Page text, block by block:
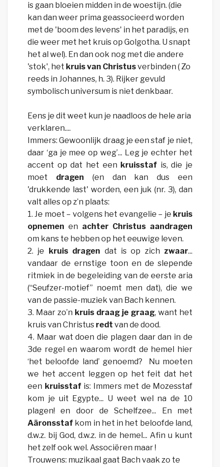
is gaan bloeien midden in de woestijn. (die
kan dan weer prima geassocieerd worden
met de 'boom des levens' in het paradijs, en
die weer met het kruis op Golgotha. U snapt
het al wel). En dan ook nog met die andere
'stok', het kruis van Christusverbinden ( Zo
reeds in Johannes, h. 3). Rijker gevuld
symbolisch universum is niet denkbaar.
Eens je dit weet kun je naadloos de hele aria
verklaren....
Immers: Gewoonlijk draag je een staf je niet,
daar ‘ga je mee op weg’... Leg je echter het
accent op dat het een kruisstaf is, die je
moet dragen (en dan kanduseen
'drukkende last' worden, een juk (nr. 3), dan
valt alles op z’n plaats:
1. Je moet – volgens het evangelie – je kruis
opnemen en achter Christus aandragen
om kans te hebben op het eeuwige leven.
2. je kruis dragen dat is op zich zwaar...
vandaar de ernstige toon en de slepende
ritmiek in de begeleiding van de eerste aria
(“Seufzer-motief” noemt men dat), die we
van de passie-muziek van Bach kennen.
3. Maar zo’n kruis draag je graag, want het
kruis van Christus redt van de dood.
4. Maar wat doen die plagen daar dan in de
3de regel en waarom wordt de hemel hier
‘het beloofde land’ genoemd? Nu moeten
we het accent leggen op het feit dat het
een kruisstaf is: Immers met de Mozesstaf
kom je uit Egypte... U weet wel na de 10
plagen! en door de Schelfzee...
En met
Aäronsstaf kom in het in het beloofde land,
d.w.z. bij God, d.w.z. in de hemel... Afin u kunt
het zelf ook wel. Associëren maar !
Trouwens: muzikaal gaat Bach vaak zo te